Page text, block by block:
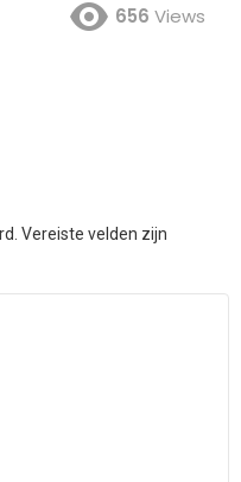
656 Views
Vereiste velden zijn